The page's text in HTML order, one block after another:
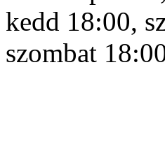
kedd 18:00,
szombat